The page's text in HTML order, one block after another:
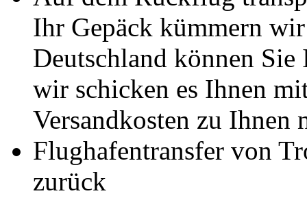
Ihr Gepäck kümmern
Deutschland können
wir schicken es Ihnen
Versandkosten zu Ihnen
Flughafentransfer von
zurück